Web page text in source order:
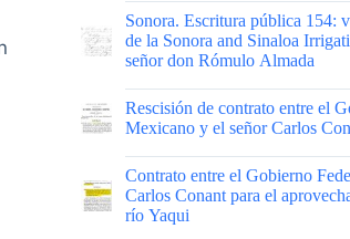
|
Sonora. Escritura pública 154:
de la Sonora and Sinaloa
señor don Rómulo Almada
|
Rescisión de contrato entre el
Mexicano y el señor Carlos
Contrato entre el Gobierno
Carlos Conant para el
río Yaqui